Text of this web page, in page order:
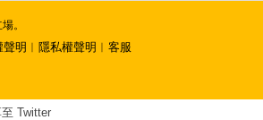
。
聲明 ︱ 隱私權聲明 ︱ 客服